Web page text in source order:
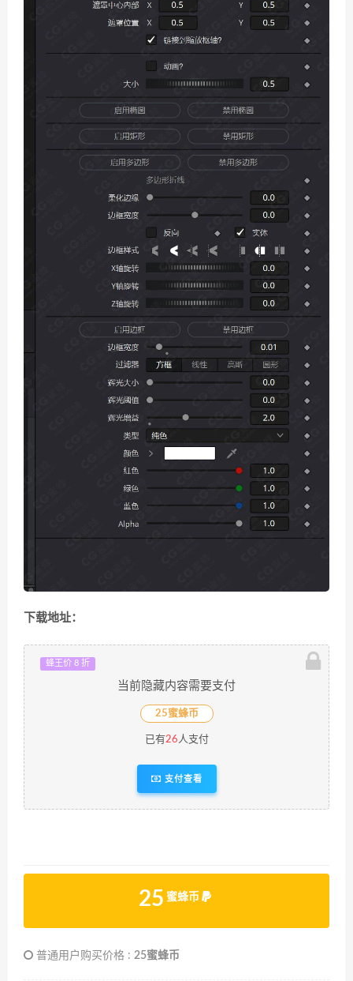
下载地址：
蜂王价 8 折
当前隐藏内容需要支付
25蜜蜂币
已有26人支付
支付查看
25 蜜蜂币
普通用户购买价格 : 25蜜蜂币